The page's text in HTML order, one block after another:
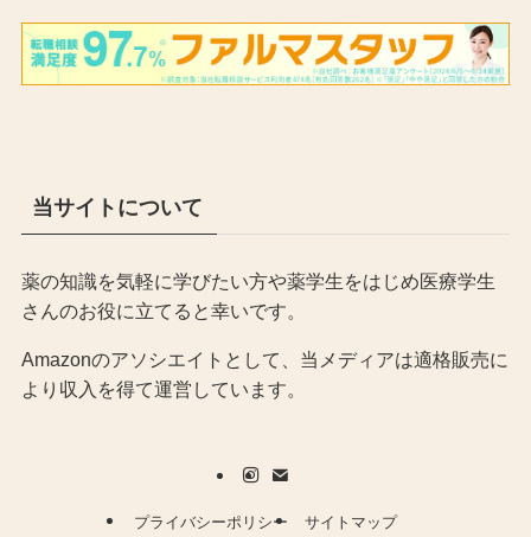
当サイトについて
薬の知識を気軽に学びたい方や薬学生をはじめ医療学生
さんのお役に立てると幸いです。
Amazonのアソシエイトとして、当メディアは適格販売に
より収入を得て運営しています。
プライバシーポリシー サイトマップ